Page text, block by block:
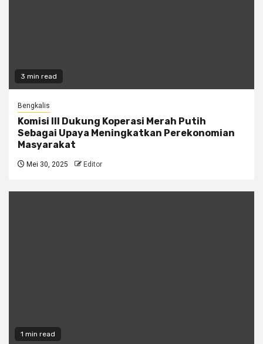
3 min read
Bengkalis
Komisi III Dukung Koperasi Merah Putih
Sebagai Upaya Meningkatkan Perekonomian
Masyarakat
Mei 30, 2025 Editor
1 min read